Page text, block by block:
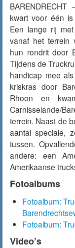
BARENDRECHT
kwart voor één
Een lange rij
vanaf het terrein
hun rondrit door
Tijdens de
handicap mee
kriskras door
Rhoon en
Carnisselande/
terrein. Naast de
aantal speciale,
tussen.
andere: een
Amerikaanse
Fotoalbums
Fotoalbum:
Fotoalbum:
Video’s